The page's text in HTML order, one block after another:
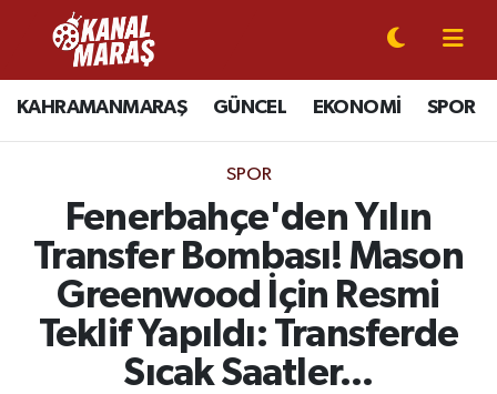
KAHRAMANMARAŞ GÜNCEL EKONOMİ SPOR
SPOR
Fenerbahçe'den Yılın
Transfer Bombası! Mason
Greenwood İçin Resmi
Teklif Yapıldı: Transferde
Sıcak Saatler...
CANLI YAYIN
KAHRAMANMARAŞ
SPOR
SİYASET
EKONOMİ
Kahramanmaraş Nöbetçi Eczaneler
Kahramanmaraş Hava Durumu
Kahramanmaraş Trafik Yoğunluk Haritası
Süper Lig Puan Durumu ve Fikstür
Tüm Manşetler